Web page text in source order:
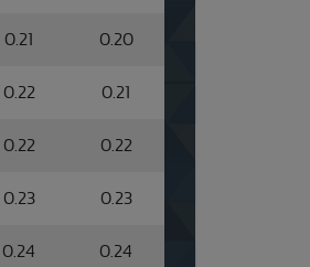
0.21 0.20
0.22 0.21
0.22 0.22
0.23 0.23
0.24 0.24